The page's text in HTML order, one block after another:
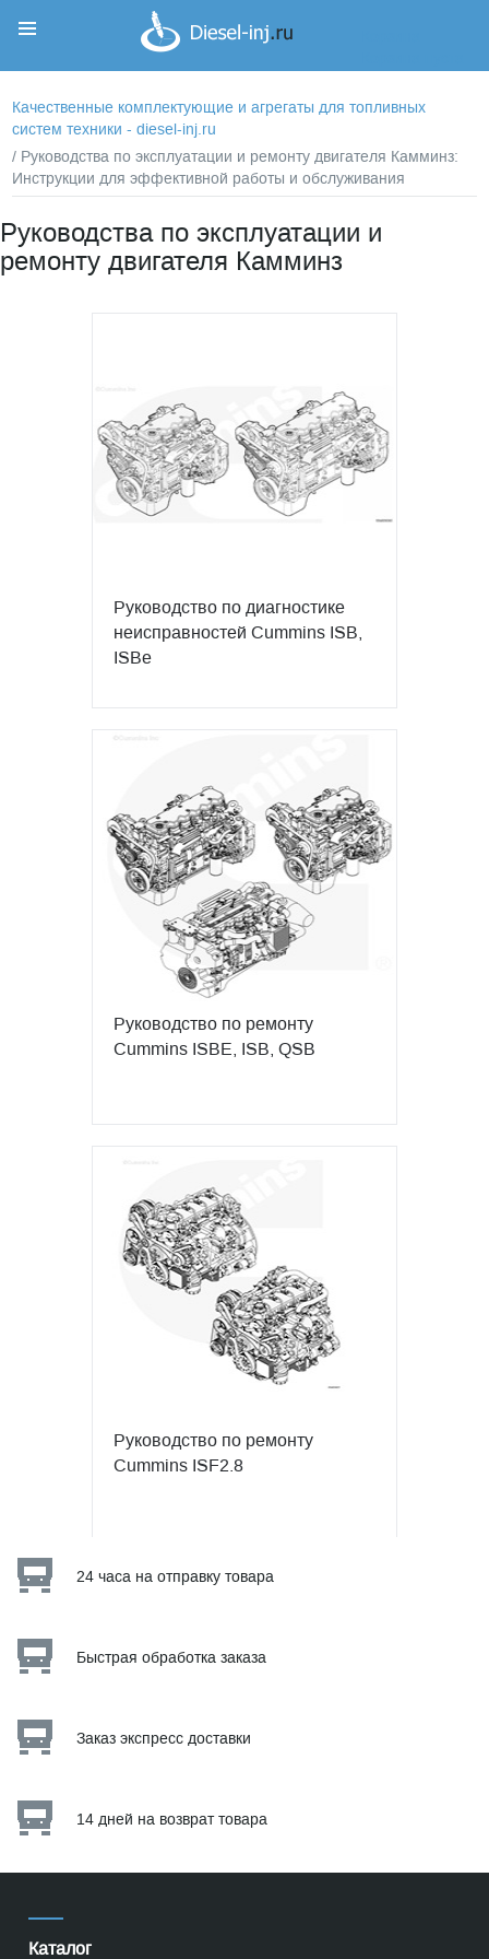
Качественные комплектующие и агрегаты для топливных
систем техники - diesel-inj.ru
/ Руководства по эксплуатации и ремонту двигателя Камминз:
Инструкции для эффективной работы и обслуживания
Руководства по эксплуатации и
ремонту двигателя Камминз
Руководство по диагностике
неисправностей Cummins ISB,
ISBe
Руководство по ремонту
Cummins ISBE, ISB, QSB
Руководство по ремонту
Cummins ISF2.8
24 часа на отправку товара
Быстрая обработка заказа
Заказ экспресс доставки
14 дней на возврат товара
Каталог